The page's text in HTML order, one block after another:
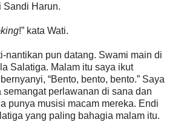
Sandi Harun.
!” kata Wati.
nantikan pun datang. Swami main di
Salatiga. Malam itu saya ikut
“Bento, bento, bento.” Saya
semangat perlawanan di sana dan
punya musisi macam mereka. Endi
yang paling bahagia malam itu.